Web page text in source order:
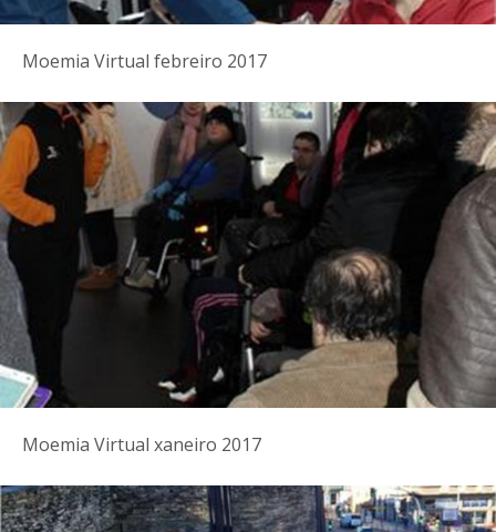
Moemia Virtual febreiro 2017
Moemia Virtual xaneiro 2017